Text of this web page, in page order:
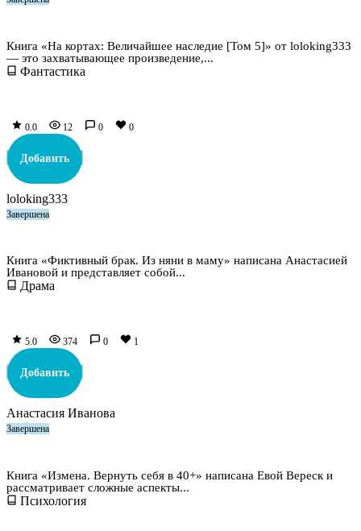
Книга «На кортах: Величайшее наследие [Том 5]» от loloking333
— это захватывающее произведение,...
Фантастика
0.0 12 0 0
Добавить
loloking333
Завершена
Книга «Фиктивный брак. Из няни в маму» написана Анастасией
Ивановой и представляет собой...
Драма
5.0 374 0 1
Добавить
Анастасия Иванова
Завершена
Книга «Измена. Вернуть себя в 40+» написана Евой Вереск и
рассматривает сложные аспекты...
Психология